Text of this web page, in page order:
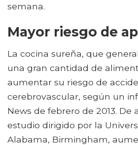
semana.
Mayor riesgo de
La cocina sureña, que
una gran cantidad de
aumentar su riesgo de
cerebrovascular, según un
News de febrero de 2013. De
estudio dirigido por la
Alabama, Birmingham,